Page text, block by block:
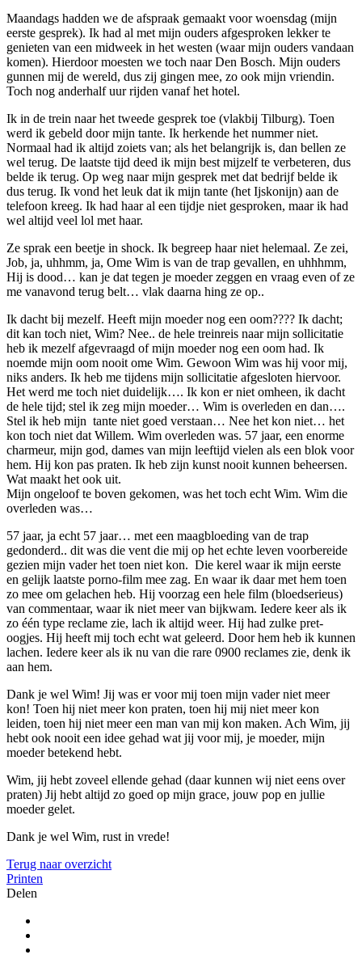
Maandags hadden we de afspraak gemaakt voor woensdag (mijn
eerste gesprek). Ik had al met mijn ouders afgesproken lekker te
genieten van een midweek in het westen (waar mijn ouders vandaan
komen). Hierdoor moesten we toch naar Den Bosch. Mijn ouders
gunnen mij de wereld, dus zij gingen mee, zo ook mijn vriendin.
Toch nog anderhalf uur rijden vanaf het hotel.
Ik in de trein naar het tweede gesprek toe (vlakbij Tilburg). Toen
werd ik gebeld door mijn tante. Ik herkende het nummer niet.
Normaal had ik altijd zoiets van; als het belangrijk is, dan bellen ze
wel terug. De laatste tijd deed ik mijn best mijzelf te verbeteren, dus
belde ik terug. Op weg naar mijn gesprek met dat bedrijf belde ik
dus terug. Ik vond het leuk dat ik mijn tante (het Ijskonijn) aan de
telefoon kreeg. Ik had haar al een tijdje niet gesproken, maar ik had
wel altijd veel lol met haar.
Ze sprak een beetje in shock. Ik begreep haar niet helemaal. Ze zei,
Job, ja, uhhmm, ja, Ome Wim is van de trap gevallen, en uhhhmm,
Hij is dood… kan je dat tegen je moeder zeggen en vraag even of ze
me vanavond terug belt… vlak daarna hing ze op..
Ik dacht bij mezelf. Heeft mijn moeder nog een oom???? Ik dacht;
dit kan toch niet, Wim? Nee.. de hele treinreis naar mijn sollicitatie
heb ik mezelf afgevraagd of mijn moeder nog een oom had. Ik
noemde mijn oom nooit ome Wim. Gewoon Wim was hij voor mij,
niks anders. Ik heb me tijdens mijn sollicitatie afgesloten hiervoor.
Het werd me toch niet duidelijk…. Ik kon er niet omheen, ik dacht
de hele tijd; stel ik zeg mijn moeder… Wim is overleden en dan….
Stel ik heb mijn tante niet goed verstaan… Nee het kon niet… het
kon toch niet dat Willem. Wim overleden was. 57 jaar, een enorme
charmeur, mijn god, dames van mijn leeftijd vielen als een blok voor
hem. Hij kon pas praten. Ik heb zijn kunst nooit kunnen beheersen.
Wat maakt het ook uit.
Mijn ongeloof te boven gekomen, was het toch echt Wim. Wim die
overleden was…
57 jaar, ja echt 57 jaar… met een maagbloeding van de trap
gedonderd.. dit was die vent die mij op het echte leven voorbereide
gezien mijn vader het toen niet kon. Die kerel waar ik mijn eerste
en gelijk laatste porno-film mee zag. En waar ik daar met hem toen
zo mee om gelachen heb. Hij voorzag een hele film (bloedserieus)
van commentaar, waar ik niet meer van bijkwam. Iedere keer als ik
zo één type reclame zie, lach ik altijd weer. Hij had zulke pret-
oogjes. Hij heeft mij toch echt wat geleerd. Door hem heb ik kunnen
lachen. Iedere keer als ik nu van die rare 0900 reclames zie, denk ik
aan hem.
Dank je wel Wim! Jij was er voor mij toen mijn vader niet meer
kon! Toen hij niet meer kon praten, toen hij mij niet meer kon
leiden, toen hij niet meer een man van mij kon maken. Ach Wim, jij
hebt ook nooit een idee gehad wat jij voor mij, je moeder, mijn
moeder betekend hebt.
Wim, jij hebt zoveel ellende gehad (daar kunnen wij niet eens over
praten) Jij hebt altijd zo goed op mijn grace, jouw pop en jullie
moeder gelet.
Dank je wel Wim, rust in vrede!
Terug naar overzicht
Printen
Delen